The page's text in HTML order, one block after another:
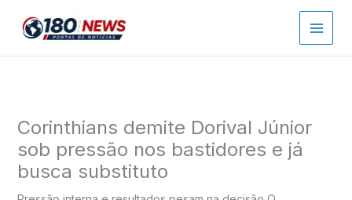
para
Corinthians demite Dorival Júnior
sob pressão nos bastidores e já
busca substituto